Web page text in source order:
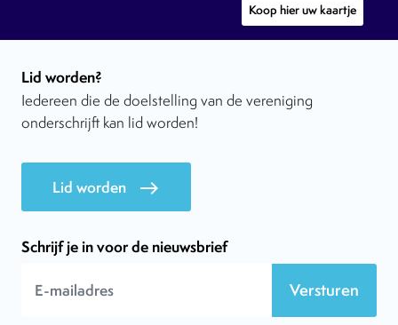
Koop hier uw kaartje
Lid worden?
Iedereen die de doelstelling van de vereniging
onderschrijft kan lid worden!
Lid worden east
Schrijf je in voor de nieuwsbrief
Versturen